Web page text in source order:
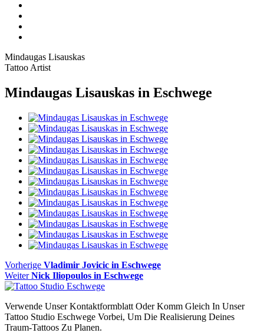
Mindaugas Lisauskas
Tattoo Artist
Mindaugas Lisauskas in Eschwege
Beitragsnavigation
Vorherige Vorheriger
Beitrag
Vladimir Jovicic in Eschwege
Weiter Nächster
Beitrag:
Nick Iliopoulos in Eschwege
Verwende Unser Kontaktformblatt Oder Komm Gleich In Unser
Tattoo Studio Eschwege Vorbei, Um Die Realisierung Deines
Traum-Tattoos Zu Planen.